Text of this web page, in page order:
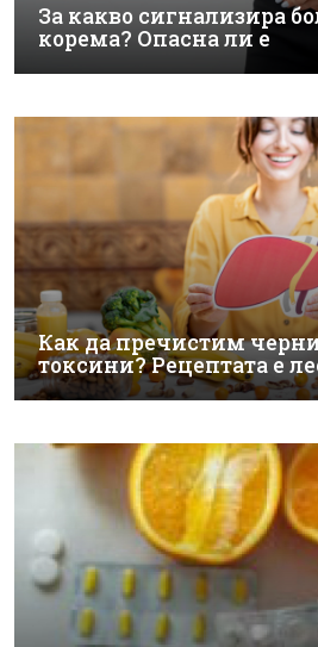
За какво сигнализира
корема? Опасна ли е
Как да пречистим
токсини? Рецептата е